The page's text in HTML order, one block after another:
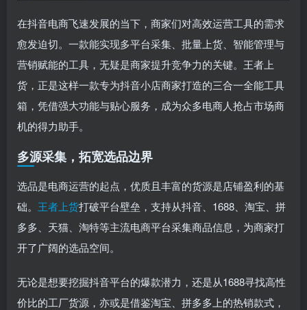
在抖音电商飞速发展的当下，商家们对高效运营工具的需求
愈发迫切。一款能实现多平台采集、批量上货、智能管理与
营销赋能的工具，无疑是商家提升竞争力的关键。王者上
货，正是这样一款专为抖音小店商家打造的三合一全能工具
箱，凭借强大功能与贴心服务，成为众多电商人抢占市场商
机的得力助手。
多源采集，拓宽选品边界
选品是电商运营的起点，优质且丰富的货源是店铺盈利的基
础。 王者上货打破平台壁垒，支持从抖音、1688、淘宝、拼
多多、天猫、淘特等主流电商平台采集商品信息，为商家打
开了广阔的选品空间。
无论是想要挖掘抖音平台的爆款潜力，还是从1688寻找高性
价比的工厂货源，亦或是借鉴淘宝、拼多多上的热销款式，